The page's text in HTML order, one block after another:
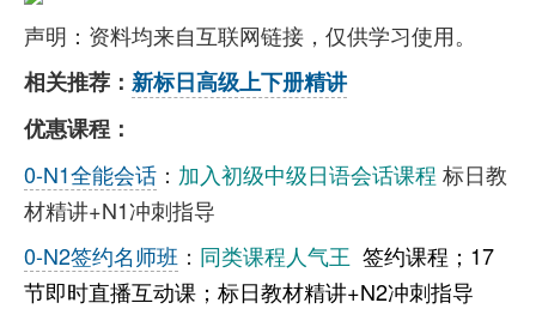
声明：资料均来自互联网链接，仅供学习使用。
相关推荐： 新标日高级上下册精讲
优惠课程：
0-N1全能会话 ： 加入初级中级日语会话课程 标日教
材精讲+N1冲刺指导
0-N2签约名师班 ： 同类课程人气王 签约课程；17
节即时直播互动课；标日教材精讲+N2冲刺指导